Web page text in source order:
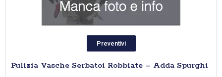
Preventivi
Pulizia Vasche Serbatoi Robbiate – Adda Spurghi